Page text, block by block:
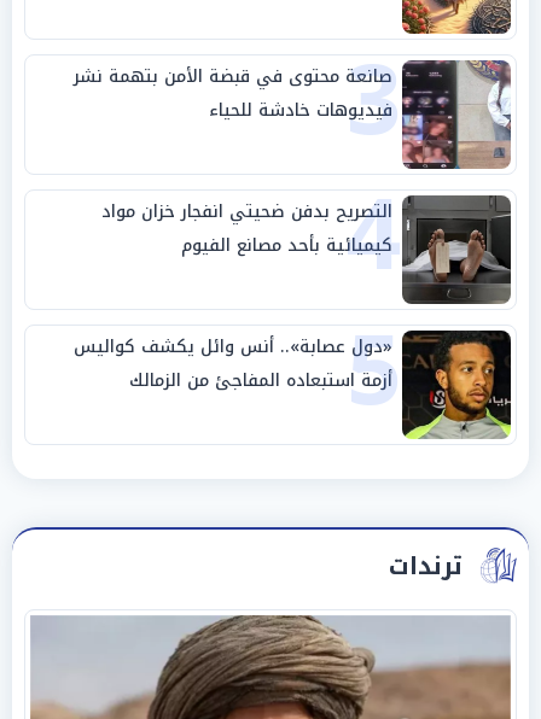
3
صانعة محتوى في قبضة الأمن بتهمة نشر
فيديوهات خادشة للحياء
4
التصريح بدفن ضحيتي انفجار خزان مواد
كيميائية بأحد مصانع الفيوم
5
«دول عصابة».. أنس وائل يكشف كواليس
أزمة استبعاده المفاجئ من الزمالك
ترندات